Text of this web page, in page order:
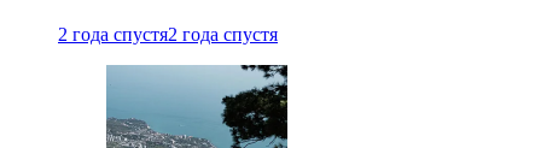
2 года спустя2 года спустя